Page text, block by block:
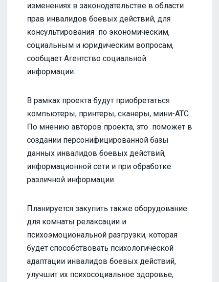
изменениях в законодательстве в области
прав инвалидов боевых действий, для
консультирования по экономическим,
социальным и юридическим вопросам,
сообщает Агентство социальной
информации.
В рамках проекта будут приобретаться
компьютеры, принтеры, сканеры, мини-АТС.
По мнению авторов проекта, это поможет в
создании персонифицированной базы
данных инвалидов боевых действий,
информационной сети и при обработке
различной информации.
Планируется закупить также оборудование
для комнаты релаксации и
психоэмоциональной разгрузки, которая
будет способствовать психологической
адаптации инвалидов боевых действий,
улучшит их психосоциальное здоровье,